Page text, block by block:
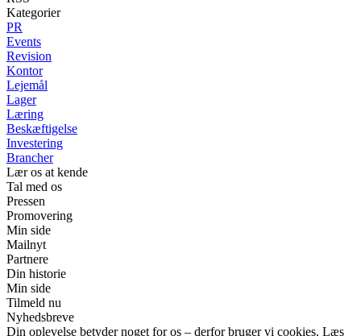
Kategorier
PR
Events
Revision
Kontor
Lejemål
Lager
Læring
Beskæftigelse
Investering
Brancher
Lær os at kende
Tal med os
Pressen
Promovering
Min side
Mailnyt
Partnere
Din historie
Min side
Tilmeld nu
Nyhedsbreve
Din oplevelse betyder noget for os – derfor bruger vi cookies. Læs